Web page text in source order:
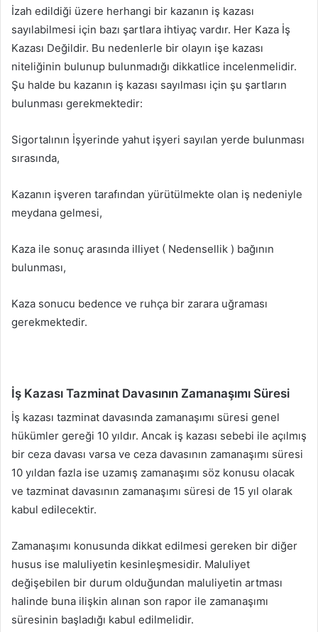
İzah edildiği üzere herhangi bir kazanın iş kazası
sayılabilmesi için bazı şartlara ihtiyaç vardır. Her Kaza İş
Kazası Değildir. Bu nedenlerle bir olayın işe kazası
niteliğinin bulunup bulunmadığı dikkatlice incelenmelidir.
Şu halde bu kazanın iş kazası sayılması için şu şartların
bulunması gerekmektedir:
Sigortalının İşyerinde yahut işyeri sayılan yerde bulunması
sırasında,
Kazanın işveren tarafından yürütülmekte olan iş nedeniyle
meydana gelmesi,
Kaza ile sonuç arasında illiyet ( Nedensellik ) bağının
bulunması,
Kaza sonucu bedence ve ruhça bir zarara uğraması
gerekmektedir.
İş Kazası Tazminat Davasının Zamanaşımı Süresi
İş kazası tazminat davasında zamanaşımı süresi genel
hükümler gereği 10 yıldır. Ancak iş kazası sebebi ile açılmış
bir ceza davası varsa ve ceza davasının zamanaşımı süresi
10 yıldan fazla ise uzamış zamanaşımı söz konusu olacak
ve tazminat davasının zamanaşımı süresi de 15 yıl olarak
kabul edilecektir.
Zamanaşımı konusunda dikkat edilmesi gereken bir diğer
husus ise maluliyetin kesinleşmesidir. Maluliyet
değişebilen bir durum olduğundan maluliyetin artması
halinde buna ilişkin alınan son rapor ile zamanaşımı
süresinin başladığı kabul edilmelidir.